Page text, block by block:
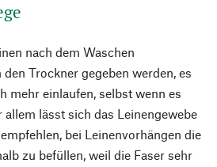
nach dem Waschen
Trockner gegeben werden, es
mehr einlaufen, selbst wenn es
lässt sich das Leinengewebe
bei Leinenvorhängen die
zu befüllen, weil die Faser sehr